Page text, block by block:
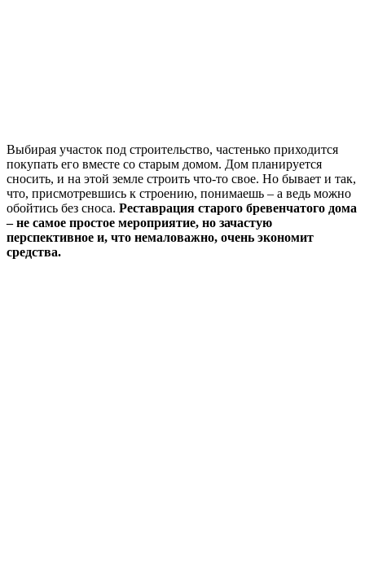
Выбирая участок под строительство, частенько приходится
покупать его вместе со старым домом. Дом планируется
сносить, и на этой земле строить что-то свое. Но бывает и так,
что, присмотревшись к строению, понимаешь – а ведь можно
обойтись без сноса. Реставрация старого бревенчатого дома
– не самое простое мероприятие, но зачастую
перспективное и, что немаловажно, очень экономит
средства.